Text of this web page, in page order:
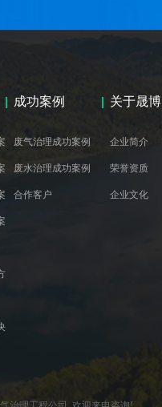
成功案例
废气治理成功案例
废水治理成功案例
合作客户
关于晟博
企业简介
荣誉资质
企业文化